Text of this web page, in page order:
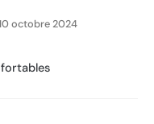
octobre 2024